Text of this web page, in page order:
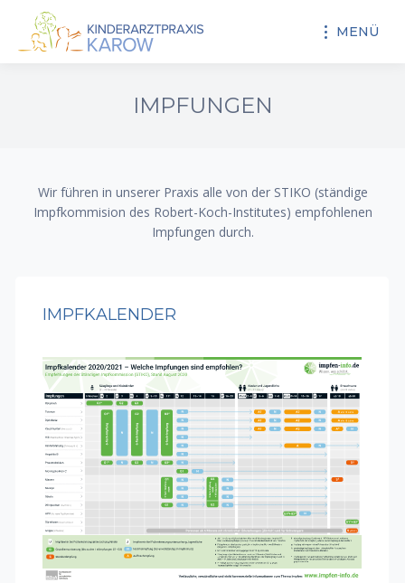
MENÜ
IMPFUNGEN
Wir führen in unserer Praxis alle von der STIKO (ständige
Impfkommision des Robert-Koch-Institutes) empfohlenen
Impfungen durch.
IMPFKALENDER